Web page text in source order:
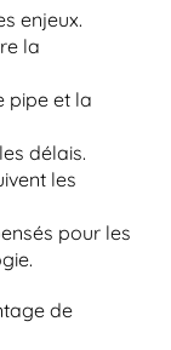
enjeux.
la
pipe et la
délais.
les
pour les
de